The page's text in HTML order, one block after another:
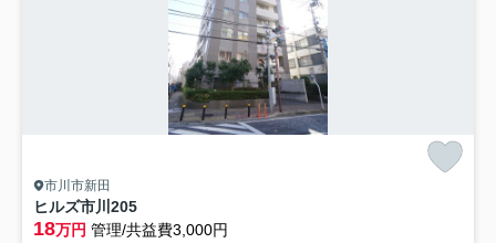
市川市新田
ヒルズ市川 205
18万円 管理/共益費3,000円